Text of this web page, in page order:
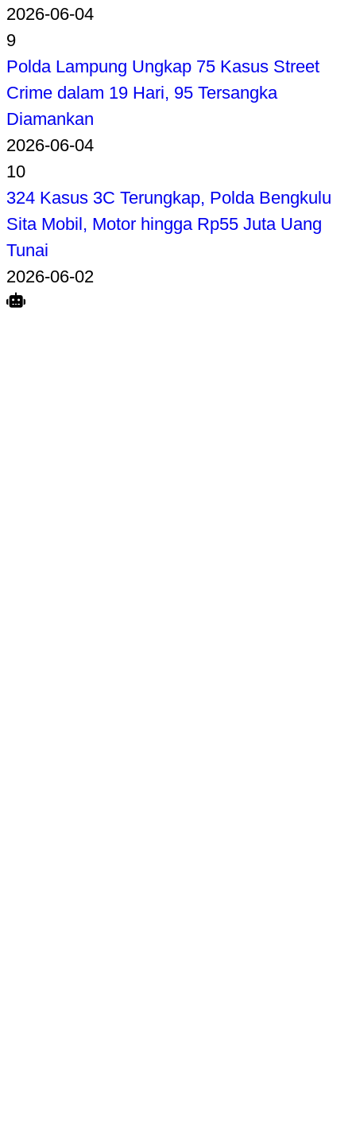
2026-06-04
9
Polda Lampung Ungkap 75 Kasus Street
Crime dalam 19 Hari, 95 Tersangka
Diamankan
2026-06-04
10
324 Kasus 3C Terungkap, Polda Bengkulu
Sita Mobil, Motor hingga Rp55 Juta Uang
Tunai
2026-06-02